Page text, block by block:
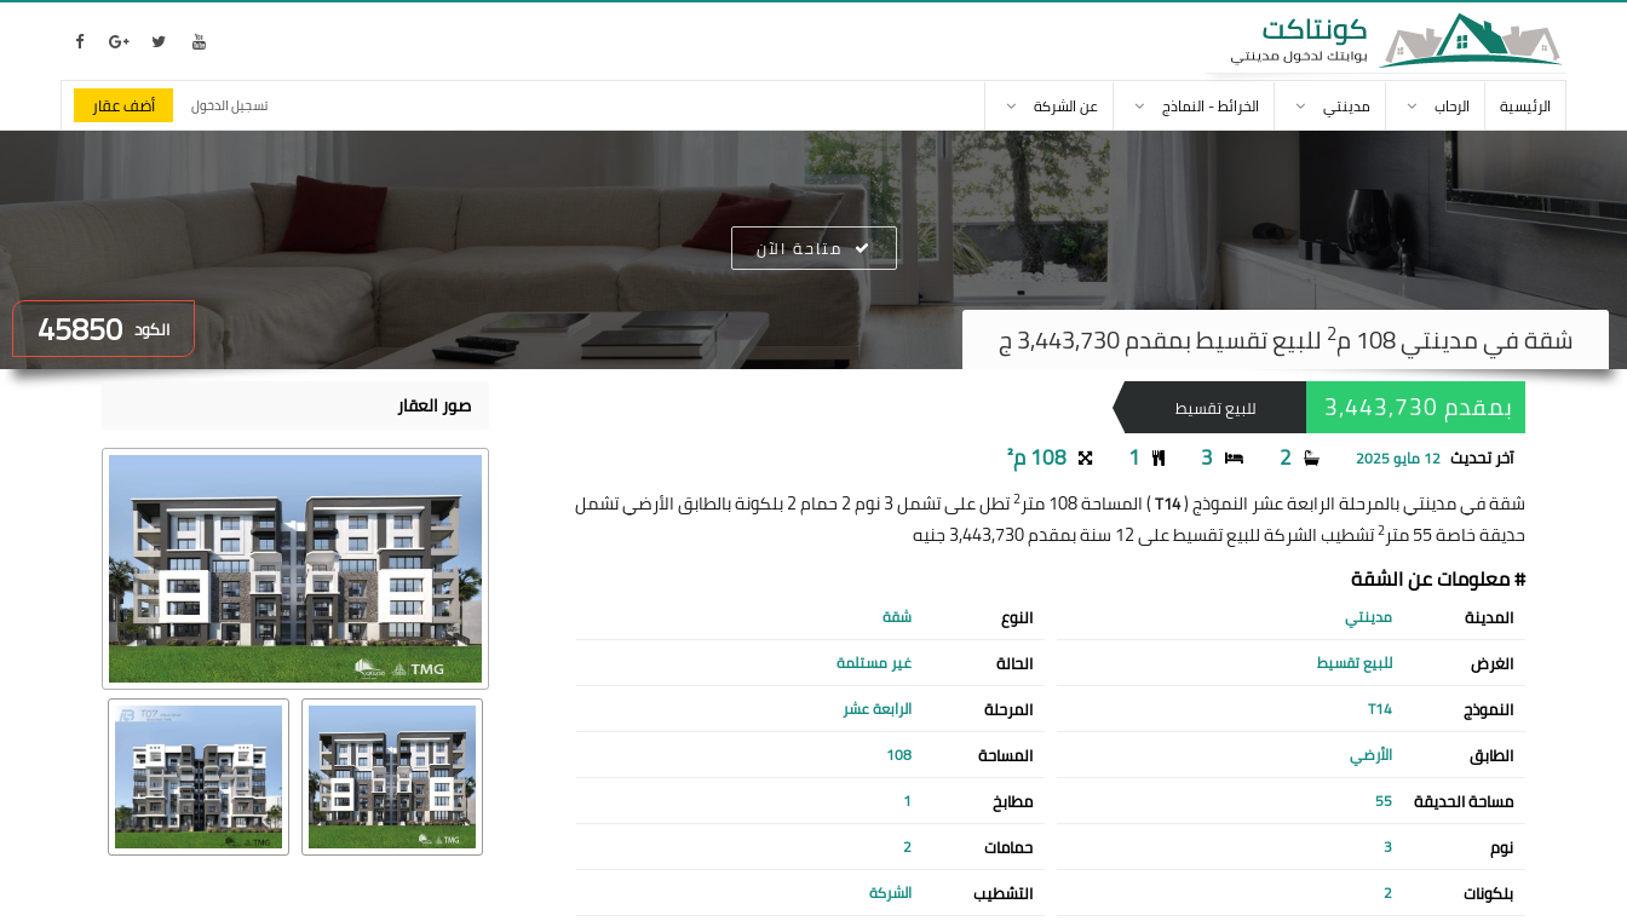
الرئيسية الرحاب مدينتي الخرائط - النماذج عن الشركة تسجيل الدخول أضف عقار
الكود 45850 شقة فيمدينتي 2 للبيع تقسيط بمقدم 3,443,730 ج
متاحة الآن
للبيع تقسيط بمقدم 3,443,730
آخر تحديث 12 مايو 2025 2
3
1 108 م²
شقة في مدينتي بالمرحلة الرابعة عشر النموذج (T14) المساحة 108 متر 2
تطل على تشمل 3 نوم 2 حمام 2 بلكونة بالطابق الأرضي تشمل
حديقة خاصة 55 متر
2تشطيب الشركة للبيع تقسيط على 12 سنة بمقدم 3,443,730 جنيه
# معلومات عن الشقة
المدينة مدينتي النوع شقة
الغرض للبيع تقسيط الحالة غير مستلمة
النموذج T14 المرحلة الرابعة عشر
الطابق الأرضي المساحة 108
مساحة الحديقة 55 مطابخ 1
نوم 3 حمامات 2
بلكونات 2 التشطيب الشركة
صور العقار